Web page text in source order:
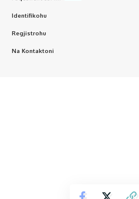
Identifikohu
Regjistrohu
Na Kontaktoni